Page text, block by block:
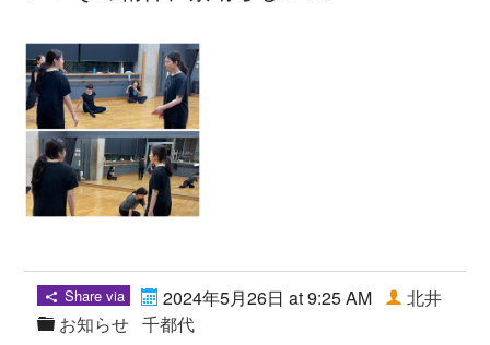
Share via
2024年5月26日 at 9:25 AM
お知らせ
北井
千都代